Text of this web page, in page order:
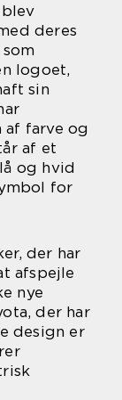
blev
deres
logoet,
sin
farve og
af et
og hvid
for
der har
afspejle
nye
der har
design er